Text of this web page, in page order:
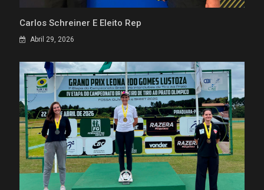
Carlos Schreiner É Eleito Rep
Abril 29, 2026